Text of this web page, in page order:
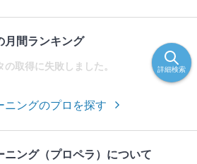
月間ランキング
の取得に失敗しました。
ニングのプロを探す
ニング（プロペラ）について
詳細検索